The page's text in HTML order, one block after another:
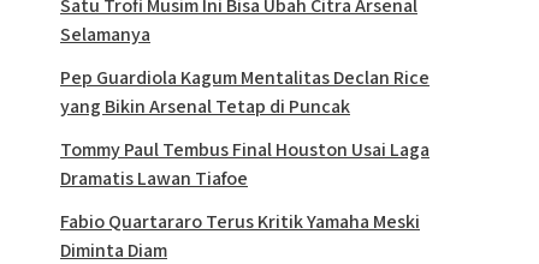
Satu Trofi Musim Ini Bisa Ubah Citra Arsenal
Selamanya
Pep Guardiola Kagum Mentalitas Declan Rice
yang Bikin Arsenal Tetap di Puncak
Tommy Paul Tembus Final Houston Usai Laga
Dramatis Lawan Tiafoe
Fabio Quartararo Terus Kritik Yamaha Meski
Diminta Diam